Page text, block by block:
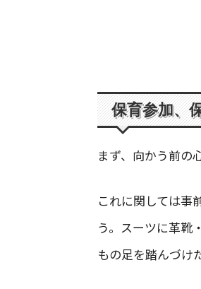
保育参加、
まず、向かう前の
これに関しては事
う。スーツに革靴
もの足を踏んづけ